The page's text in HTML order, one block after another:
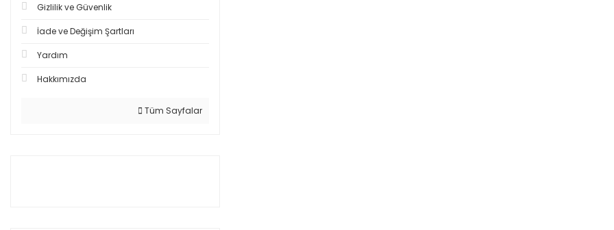
Gizlilik ve Güvenlik
İade ve Değişim Şartları
Yardım
Hakkımızda
Tüm Sayfalar